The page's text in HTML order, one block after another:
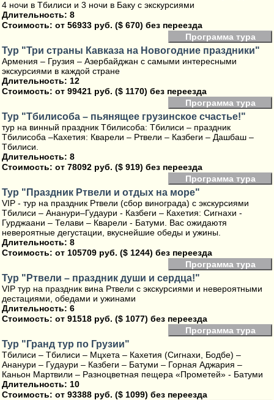
4 ночи в Тбилиси и 3 ночи в Баку с экскурсиями
Длительность: 8
Стоимость: от 56933 руб. ($ 670) без переезда
Программа тура
Тур "Три страны Кавказа на Новогодние праздники"
Армения – Грузия – Азербайджан с самыми интересными
экскурсиями в каждой стране
Длительность: 12
Стоимость: от 99421 руб. ($ 1170) без переезда
Программа тура
Тур "Тбилисоба – пьянящее грузинское счастье!"
тур на винный праздник Тбилисоба: Тбилиси – праздник
Тбилисоба –Кахетия: Кварели – Ртвели – Казбеги – Дашбаш –
Тбилиси.
Длительность: 8
Стоимость: от 78092 руб. ($ 919) без переезда
Программа тура
Тур "Праздник Ртвели и отдых на море"
VIP - тур на праздник Ртвели (сбор винограда) с экскурсиями
Тбилиси – Ананури–Гудаури - Казбеги – Кахетия: Сигнахи -
Гурджаани – Телави – Кварели - Батуми. Вас ожидаютя
невероятные дегустации, вкуснейшие обеды и ужины.
Длительность: 8
Стоимость: от 105709 руб. ($ 1244) без переезда
Программа тура
Тур "Ртвели – праздник души и сердца!"
VIP тур на праздник вина Ртвели с экскурсиями и невероятными
дестациями, обедами и ужинами
Длительность: 6
Стоимость: от 91518 руб. ($ 1077) без переезда
Программа тура
Тур "Гранд тур по Грузии"
Тбилиси – Тбилиси – Мцхета – Кахетия (Сигнахи, Бодбе) –
Ананури – Гудаури – Казбеги – Батуми – Горная Аджария –
Каньон Мартвили – Разноцветная пещера «Прометей» - Батуми
Длительность: 10
Стоимость: от 93388 руб. ($ 1099) без переезда